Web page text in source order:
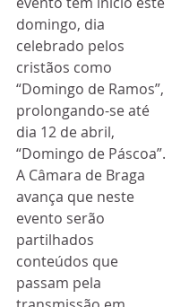
domingo, dia
celebrado pelos
cristãos como
“Domingo de Ramos”,
prolongando-se até
dia 12 de abril,
“Domingo de Páscoa”.
A Câmara de Braga
avança que neste
evento serão
partilhados
conteúdos que
passam pela